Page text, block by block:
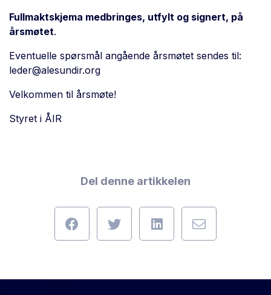
Fullmaktskjema medbringes, utfylt og signert, på
årsmøtet.
Eventuelle spørsmål angående årsmøtet sendes til:
leder@alesundir.org
Velkommen til årsmøte!
Styret i ÅIR
Del denne artikkelen